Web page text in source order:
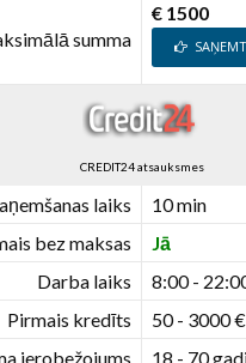
summa
€ 1500
CREDIT24 atsauksmes
laiks
10 min
bez maksas
Jā
Darba laiks
8:00 -
Pirmais kredīts
50 - 3000 €
ierobežojums
18 - 70